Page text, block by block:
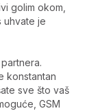
golim okom,
uhvate je
konstantan
sve što vaš
GSM